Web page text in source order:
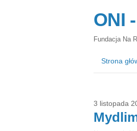
ONI
Fundacja Na
Strona
3 listopada